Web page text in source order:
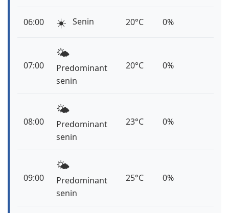
06:00 ☀️ Senin 20°C 0%
07:00
🌤️
Predominant
senin
20°C 0%
08:00
🌤️
Predominant
senin
23°C 0%
09:00
🌤️
Predominant
senin
25°C 0%